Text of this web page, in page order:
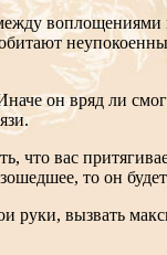
он вряд ли
что вас
то он
вызвать